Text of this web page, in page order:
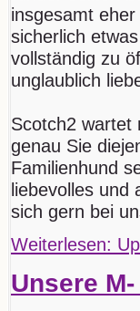
insgesamt
sicherlich
vollständig zu
unglaublich
Scotch2 wartet
genau Sie
Familienhund
liebevolles
sich gern bei
Weiterlesen:
Unsere